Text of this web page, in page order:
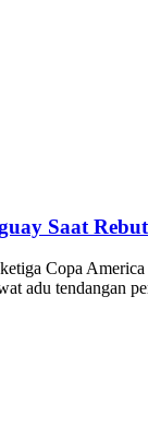
Saat
Copa
adu tendangan